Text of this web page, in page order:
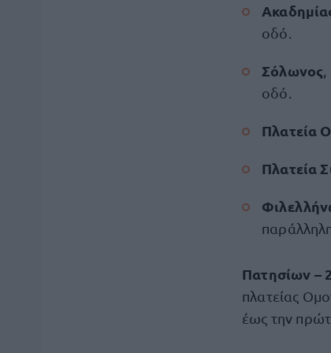
οδό.
Σόλωνος
οδό.
Πλατεία
Πλατεία
Πατησίων –
πλατείας
έως την